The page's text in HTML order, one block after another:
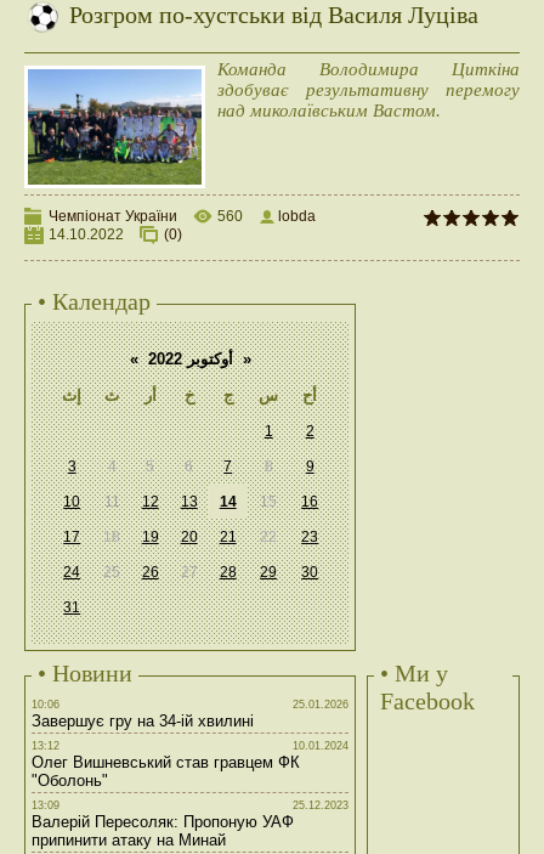
Розгром по-хустськи від Василя Луціва
Команда Володимира Циткіна
здобуває результативну перемогу
над миколаївським Вастом.
Чемпіонат України 560
lobda
14.10.2022
(0)
• Календар
« أوكتوبر 2022
»
إث
ث أر خ ج س أح
1 2
3 4 5 6 7 8 9
10 11 12 13 14 15 16
17 18 19 20 21 22 23
24 25 26 27 28 29 30
31
• Новини
10:06 25.01.2026
Завершує гру на 34-ій хвилині
13:12 10.01.2024
Олег Вишневський став гравцем ФК
"Оболонь"
13:09 25.12.2023
Валерій Пересоляк: Пропоную УАФ
припинити атаку на Минай
• Ми у
Facebook